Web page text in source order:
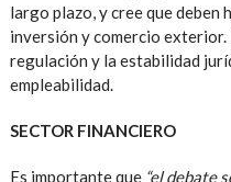
largo plazo, y cree que deben
inversión y comercio exterior.
regulación y la estabilidad
empleabilidad.
SECTOR FINANCIERO
Es importante que“el debate